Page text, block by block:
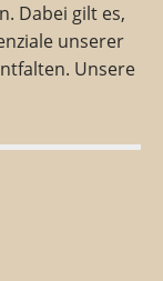
Dabei gilt es,
unserer
Unsere